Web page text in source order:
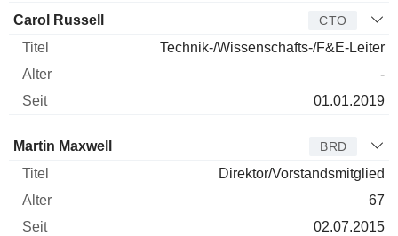
Carol Russell CTO
Technik-/Wissenschafts-/F&E-Leiter
-
01.01.2019
Verwaltungsratsmitglied
Martin Maxwell BRD
Direktor/Vorstandsmitglied
67
02.07.2015